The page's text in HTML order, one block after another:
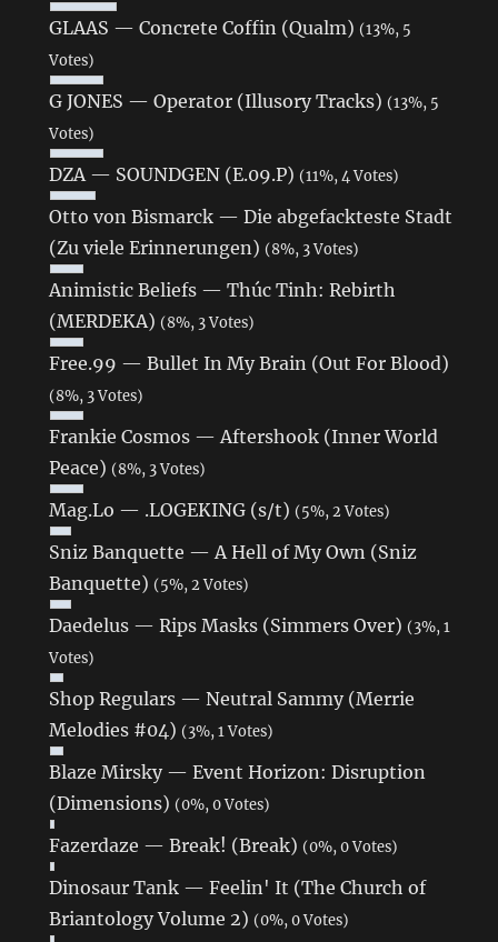
GLAAS — Concrete Coffin (Qualm) (13%, 5
Votes)
G JONES — Operator (Illusory Tracks) (13%, 5
Votes)
DZA — SOUNDGEN (E.09.P) (11%, 4 Votes)
Otto von Bismarck — Die abgefackteste Stadt
(Zu viele Erinnerungen) (8%, 3 Votes)
Animistic Beliefs — Thúc Tinh: Rebirth
(MERDEKA) (8%, 3 Votes)
Free.99 — Bullet In My Brain (Out For Blood)
(8%, 3 Votes)
Frankie Cosmos — Aftershook (Inner World
Peace) (8%, 3 Votes)
Mag.Lo — .LOGEKING (s/t) (5%, 2 Votes)
Sniz Banquette — A Hell of My Own (Sniz
Banquette) (5%, 2 Votes)
Daedelus — Rips Masks (Simmers Over) (3%, 1
Votes)
Shop Regulars — Neutral Sammy (Merrie
Melodies #04) (3%, 1 Votes)
Blaze Mirsky — Event Horizon: Disruption
(Dimensions) (0%, 0 Votes)
Fazerdaze — Break! (Break) (0%, 0 Votes)
Dinosaur Tank — Feelin' It (The Church of
Briantology Volume 2) (0%, 0 Votes)